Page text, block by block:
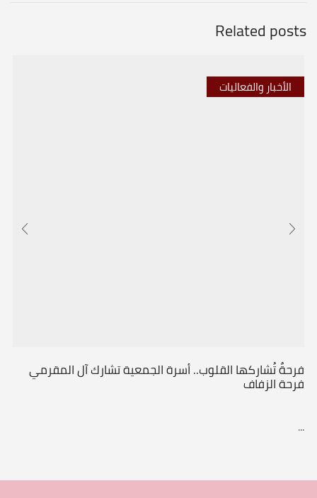
Related posts
الأخبار والفعاليات
فرحةٌ تُشاركها القلوب.. أسرة الجمعية تشارك آل المقرمي
فرحة الزفاف
...